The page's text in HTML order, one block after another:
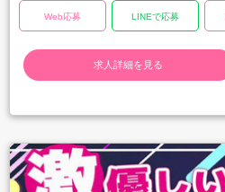
Web応募 LINEで応募
求人詳細を見る